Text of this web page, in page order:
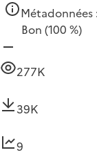
Métadonnées :
Bon (100 %)
277K
39K
9